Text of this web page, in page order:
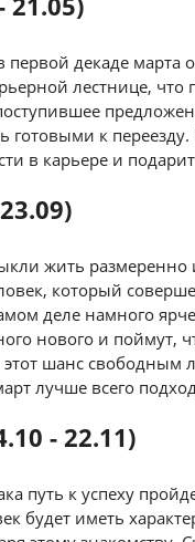
первой декаде
лестнице,
готовыми к
в карьере и
жить размеренно
который
деле намного
нового и поймут,
этот шанс
лучше всего
- 22.11)
путь к успеху
будет иметь